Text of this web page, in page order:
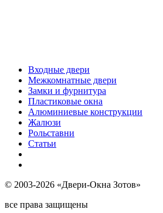
Входные двери
Межкомнатные двери
Замки и фурнитура
Пластиковые окна
Алюминиевые конструкции
Жалюзи
Рольставни
Статьи
© 2003-2026 «Двери-Окна Зотов»
все права защищены